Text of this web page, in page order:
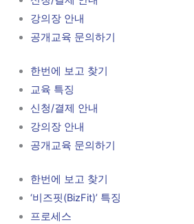
강의장 안내
공개교육 문의하기
한번에 보고 찾기
교육 특징
신청/결제 안내
강의장 안내
공개교육 문의하기
한번에 보고 찾기
‘비즈핏(BizFit)’ 특징
프로세스